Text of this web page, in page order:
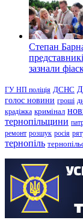
Степан
зазнали
ГУ НП поліція ДСНС
голос новини гроші
крадіжка кримінал
тернопільщини
ремонт розшук росія
тернопіль